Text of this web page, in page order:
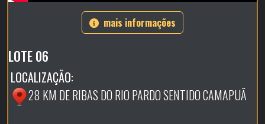
mais informações
LOTE 06
LOCALIZAÇÃO:
28 KM DE RIBAS DO RIO PARDO SENTIDO CAMAPUÃ